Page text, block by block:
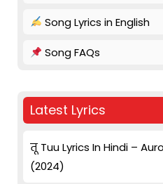
Song Lyrics in English
Song FAQs
Latest Lyrics
तू Tuu Lyrics In Hindi –
(2024)